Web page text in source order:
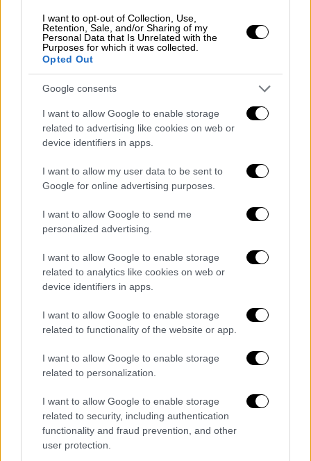
I want to opt-out of Collection, Use,
Retention, Sale, and/or Sharing of my
Personal Data that Is Unrelated with the
Purposes for which it was collected.
Opted Out
Google consents
I want to allow Google to enable storage
related to advertising like cookies on web or
device identifiers in apps.
I want to allow my user data to be sent to
Google for online advertising purposes.
I want to allow Google to send me
personalized advertising.
I want to allow Google to enable storage
related to analytics like cookies on web or
device identifiers in apps.
I want to allow Google to enable storage
related to functionality of the website or app.
I want to allow Google to enable storage
related to personalization.
I want to allow Google to enable storage
related to security, including authentication
functionality and fraud prevention, and other
user protection.
παρακώλυσης συγκοινωνιών, απειλή
τέλεσης τρομοκρατική πράξης.
Δεν είναι ξεκάθαρο εάν εστάλη πάλι από το
ίδιο πρόσωπο.
ΟΛΕΣ ΟΙ ΕΙΔΗΣΕΙΣ
Πρόταση μομφής: «Η καλύτερη άμυνα
είναι η επίθεση» -Τι θα πει ο
Μητσοτάκης στη Βουλή
«Φωτιές» στην Άγκυρα άναψε το βιβλίο
του Πομπέο: Πώς θέλει να
επιθέσεις, στο δρόμο προς τις κάλπες
Μείωση κλινικών, μετακίνηση
προσωπικού, νέες μονάδες: Σαρωτικές
αλλαγές στα νοσοκομεία – Το σχέδιο
του υπουργείου Υγείας
Κλειστά σχολεία την Παρασκευή λόγω
κακοκαιρίας: Σε ποιες περιοχές δεν θα
Ομιλος Φουρλής: Γιατί έφυγε από την
Τουρκία – Σε ποιον πούλησε την
Intersport